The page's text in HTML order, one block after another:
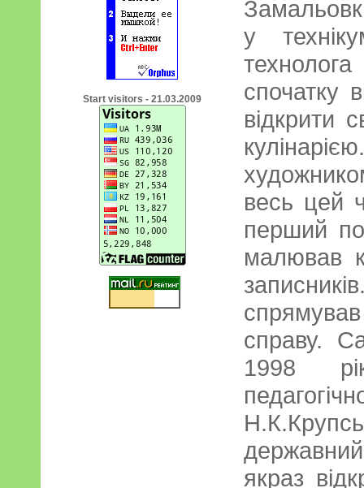
Start visitors - 21.03.2009
у
спочатку
відкрити
весь цей
перший
малював
справу.
1998
якраз